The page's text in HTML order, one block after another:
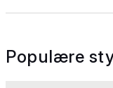
Populære